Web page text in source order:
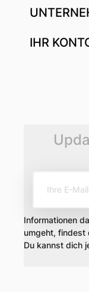
IHR
Informationen
umgeht, findest
Du kannst dich